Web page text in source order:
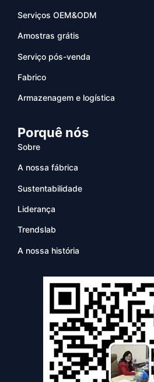
Serviços OEM&ODM
Amostras grátis
Serviço pós-venda
Fabrico
Armazenagem e logística
Porquê nós
Sobre
A nossa fábrica
Sustentabilidade
Liderança
Trendslab
A nossa história